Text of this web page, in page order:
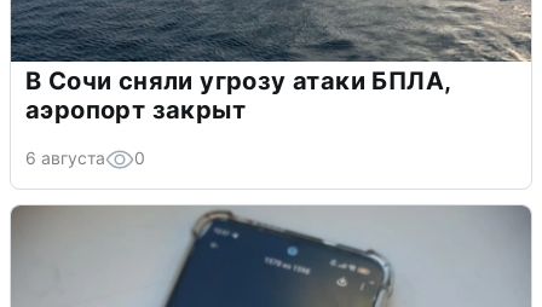
В Сочи сняли угрозу атаки БПЛА,
аэропорт закрыт
6 августа 0